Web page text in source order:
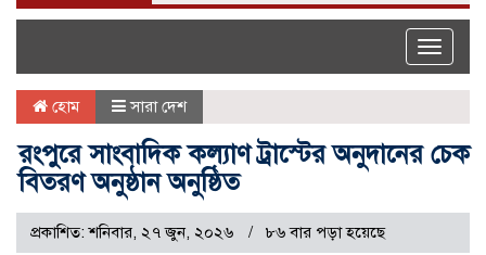
Toggle
হোম সারা দেশ
রংপুরে সাংবাদিক কল্যাণ ট্রাস্টের অনুদানের চেক
বিতরণ অনুষ্ঠান অনুষ্ঠিত
প্রকাশিত: শনিবার, ২৭ জুন, ২০২৬ ৮৬ বার পড়া হয়েছে